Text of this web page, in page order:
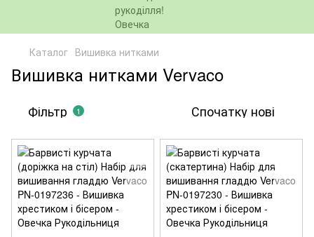
Каталог Вишивка нитками
Вишивка нитками Vervaco
Фільтр 1 Спочатку нові